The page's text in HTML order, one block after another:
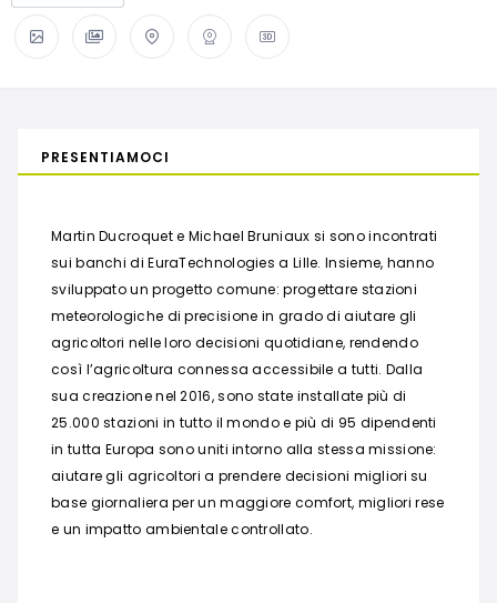
PRESENTIAMOCI
Martin Ducroquet e Michael Bruniaux si sono incontrati
sui banchi di EuraTechnologies a Lille. Insieme, hanno
sviluppato un progetto comune: progettare stazioni
meteorologiche di precisione in grado di aiutare gli
agricoltori nelle loro decisioni quotidiane, rendendo
così l’agricoltura connessa accessibile a tutti. Dalla
sua creazione nel 2016, sono state installate più di
25.000 stazioni in tutto il mondo e più di 95 dipendenti
in tutta Europa sono uniti intorno alla stessa missione:
aiutare gli agricoltori a prendere decisioni migliori su
base giornaliera per un maggiore comfort, migliori rese
e un impatto ambientale controllato.